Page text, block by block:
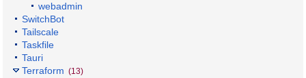
webadmin
SwitchBot
Tailscale
Taskfile
Tauri
Terraform (13)